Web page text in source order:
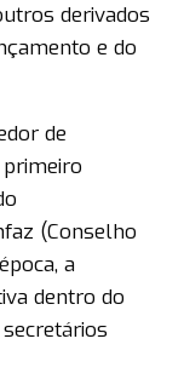
derivados
e do
de
(Conselho
a
dentro do